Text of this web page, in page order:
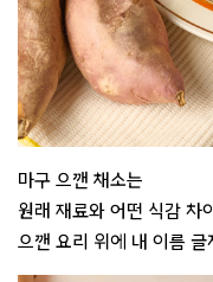
마구 으깬 채소는
원래 재료와 어떤 식감 차
으깬 요리 위에 내 이름